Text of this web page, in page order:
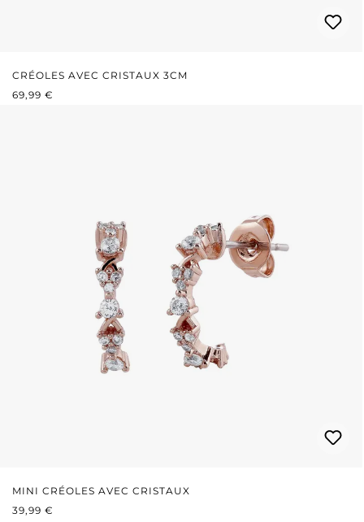
CRÉOLES AVEC CRISTAUX 3CM
PRIX RÉGULIER :
69,99 €
MINI CRÉOLES AVEC CRISTAUX
PRIX RÉGULIER :
39,99 €